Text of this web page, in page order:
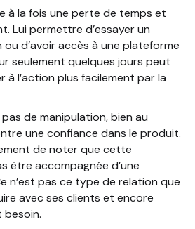
à la fois une perte de temps et
Lui permettre d’essayer un
d’avoir accès à une plateforme
seulement quelques jours peut
à l’action plus facilement par la
de manipulation, bien au
une confiance dans le produit.
de noter que cette
être accompagnée d’une
n’est pas ce type de relation que
avec ses clients et encore
besoin.